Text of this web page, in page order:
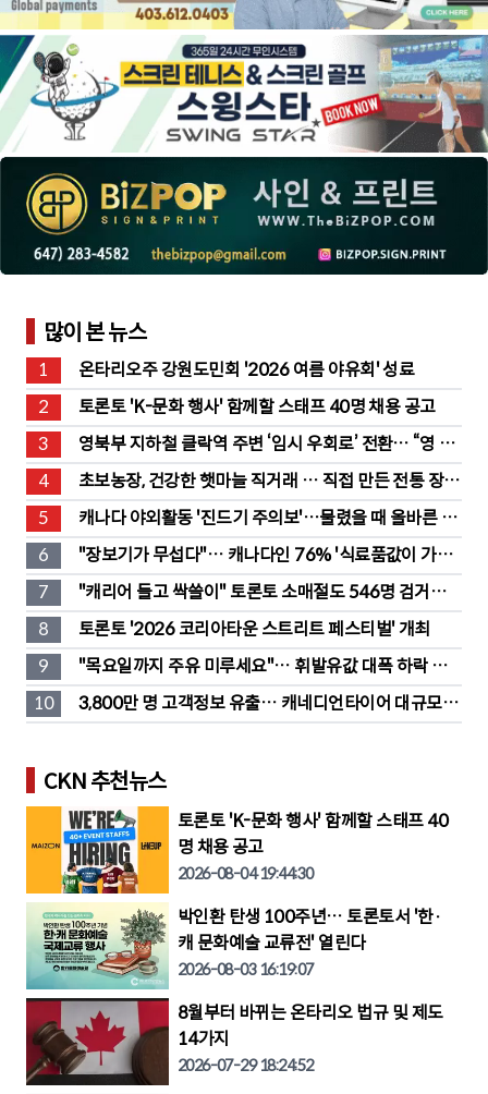
많이 본 뉴스
1
온타리오주 강원도민회 '2026 여름 야유회' 성료
2
토론토 'K-문화 행사' 함께할 스태프 40명 채용 공고
3
영북부 지하철 클락역 주변 ‘임시 우회로’ 전환… “영 스
트리트 바뀐다”
4
초보농장, 건강한 햇마늘 직거래 … 직접 만든 전통 장류
도 판매
5
캐나다 야외활동 '진드기 주의보'…물렸을 때 올바른 대
처법은?
6
"장보기가 무섭다"… 캐나다인 76% '식료품값이 가장
부담'
7
"캐리어 들고 싹쓸이" 토론토 소매절도 546명 검거…
훔친 물건 재유통
8
토론토 '2026 코리아타운 스트리트 페스티벌' 개최
9
"목요일까지 주유 미루세요"… 휘발유값 대폭 하락 예
고
10
3,800만 명 고객정보 유출… 캐네디언타이어 대규모 집
단소송 직면
CKN 추천뉴스
토론토 'K-문화 행사' 함께할 스태프 40
명 채용 공고
2026-08-04 19:44:30
박인환 탄생 100주년… 토론토서 '한·
캐 문화예술 교류전' 열린다
2026-08-03 16:19:07
8월부터 바뀌는 온타리오 법규 및 제도
14가지
2026-07-29 18:24:52